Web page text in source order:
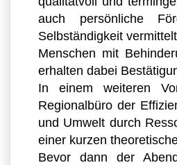
auch persönliche
Selbständigkeit
Menschen mit
erhalten dabei
In einem weiteren
Regionalbüro der
und Umwelt durch
einer kurzen
Bevor dann der